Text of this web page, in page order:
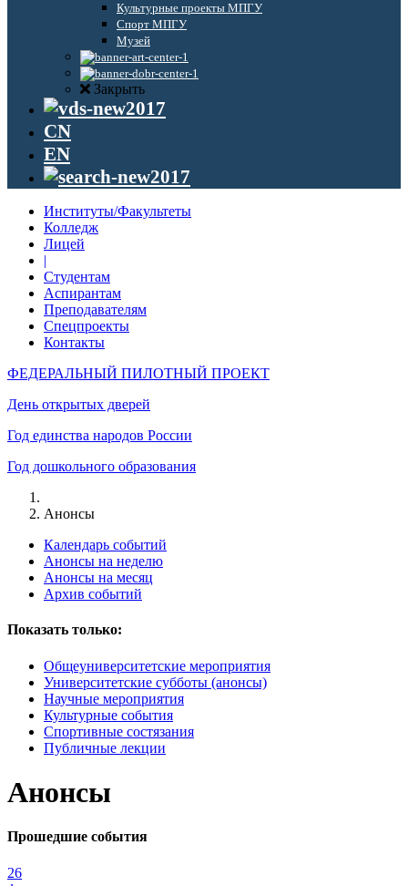
Культурные проекты МПГУ
Спорт МПГУ
Музей
Закрыть
CN
EN
Институты/Факультеты
Колледж
Лицей
|
Студентам
Аспирантам
Преподавателям
Спецпроекты
Контакты
ФЕДЕРАЛЬНЫЙ ПИЛОТНЫЙ ПРОЕКТ
День открытых дверей
Год единства народов России
Год дошкольного образования
Анонсы
Календарь событий
Анонсы на неделю
Анонсы на месяц
Архив событий
Показать только:
Общеуниверситетские мероприятия
Университетские субботы (анонсы)
Научные мероприятия
Культурные события
Спортивные состязания
Публичные лекции
Анонсы
Прошедшие события
26